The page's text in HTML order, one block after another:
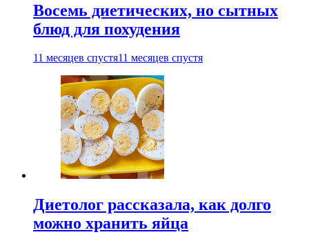
Восемь диетических, но сытных
блюд для похудения
11 месяцев спустя11 месяцев спустя
Диетолог рассказала, как долго
можно хранить яйца